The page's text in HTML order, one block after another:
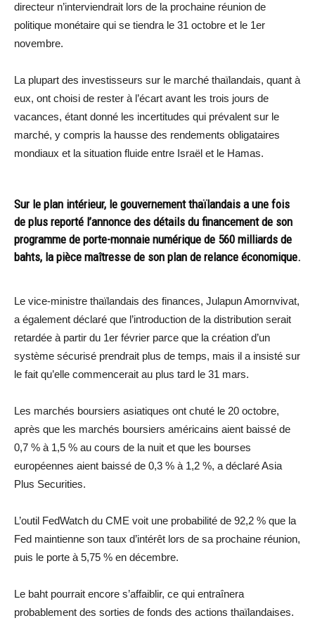
directeur n’interviendrait lors de la prochaine réunion de
politique monétaire qui se tiendra le 31 octobre et le 1er
novembre.
La plupart des investisseurs sur le marché thaïlandais, quant à
eux, ont choisi de rester à l’écart avant les trois jours de
vacances, étant donné les incertitudes qui prévalent sur le
marché, y compris la hausse des rendements obligataires
mondiaux et la situation fluide entre Israël et le Hamas.
Sur le plan intérieur, le gouvernement thaïlandais a une fois
de plus reporté l’annonce des détails du financement de son
programme de porte-monnaie numérique de 560 milliards de
bahts, la pièce maîtresse de son plan de relance économique.
Le vice-ministre thaïlandais des finances, Julapun Amornvivat,
a également déclaré que l’introduction de la distribution serait
retardée à partir du 1er février parce que la création d’un
système sécurisé prendrait plus de temps, mais il a insisté sur
le fait qu’elle commencerait au plus tard le 31 mars.
Les marchés boursiers asiatiques ont chuté le 20 octobre,
après que les marchés boursiers américains aient baissé de
0,7 % à 1,5 % au cours de la nuit et que les bourses
européennes aient baissé de 0,3 % à 1,2 %, a déclaré Asia
Plus Securities.
L’outil FedWatch du CME voit une probabilité de 92,2 % que la
Fed maintienne son taux d’intérêt lors de sa prochaine réunion,
puis le porte à 5,75 % en décembre.
Le baht pourrait encore s’affaiblir, ce qui entraînera
probablement des sorties de fonds des actions thaïlandaises.